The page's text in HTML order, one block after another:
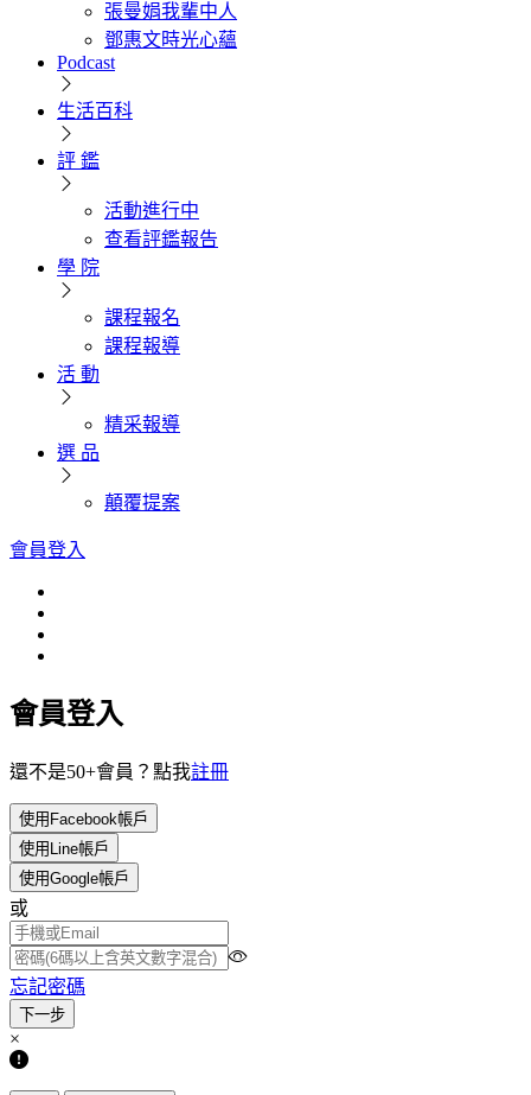
張曼娟我輩中人
鄧惠文時光心蘊
Podcast
生活百科
評 鑑
活動進行中
查看評鑑報告
學 院
課程報名
課程報導
活 動
精采報導
選 品
顛覆提案
會員登入
會員登入
還不是50+會員？點我註冊
使用Facebook帳戶
使用Line帳戶
使用Google帳戶
或
忘記密碼
×